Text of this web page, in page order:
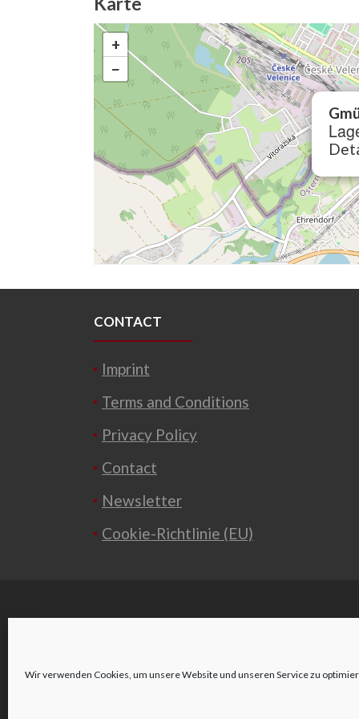
Wir verwenden Cookies, um unsere Website und unseren Service zu
+
−
CONTACT
Imprint
Terms and Conditions
Privacy Policy
Contact
Newsletter
Cookie-Richtlinie (EU)
Wienerstraße 2